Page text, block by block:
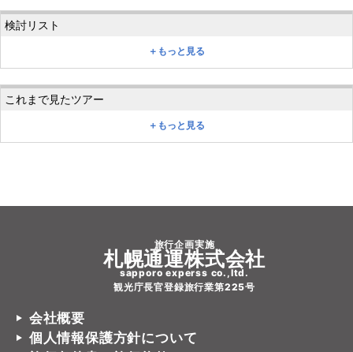
＋もっと見る
＋もっと見る
旅行企画実施
札幌通運株式会社
sapporo experss co.,ltd.
観光庁長官登録旅行業第225号
会社概要
個人情報保護方針について